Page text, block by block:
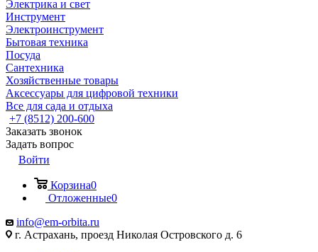
Электрика и свет
Инструмент
Электроинструмент
Бытовая техника
Посуда
Сантехника
Хозяйственные товары
Аксессуары для цифровой техники
Все для сада и отдыха
+7 (8512) 200-600
Заказать звонок
Задать вопрос
Войти
Корзина0
Отложенные0
info@em-orbita.ru
г. Астрахань, проезд Николая Островского д. 6